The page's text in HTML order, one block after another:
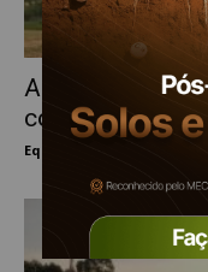
Apesar da
colhem safra
Equipe Mais Soja 6 de